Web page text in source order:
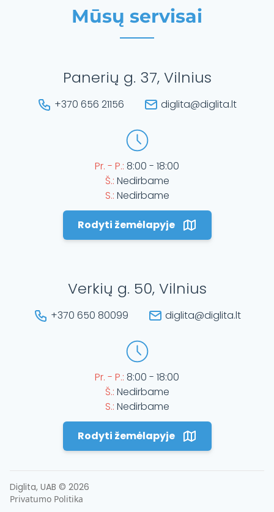
Mūsų servisai
Panerių g. 37, Vilnius
+370 656 21156 diglita@diglita.lt
Pr. - P.: 8:00 - 18:00
Š.: Nedirbame
S.: Nedirbame
Rodyti žemėlapyje
Verkių g. 50, Vilnius
+370 650 80099 diglita@diglita.lt
Pr. - P.: 8:00 - 18:00
Š.: Nedirbame
S.: Nedirbame
Rodyti žemėlapyje
Diglita, UAB © 2026
Privatumo Politika